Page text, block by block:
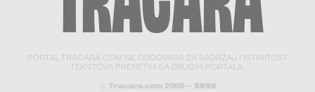
PORTAL TRACARA.COM NE ODGOVARA ZA SADRŽAJ I ISTINITOST
TEKSTOVA PRENETIH SA DRUGIH PORTALA.
© Tracara.com 2008 – 2026